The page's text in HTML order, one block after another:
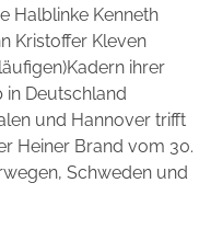
Halblinke Kenneth
Kristoffer Kleven
ihrer
in Deutschland
und Hannover trifft
Heiner Brand vom 30.
Schweden und